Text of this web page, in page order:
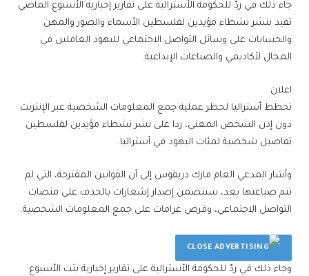
جاء ذلك في ردّ للحكومة الأسترالية على تقارير إخبارية الأسبوع الماضي
تفيد بنشر نشطاء مؤيدين لفلسطين الأسماء والصور والمهن
والحسابات على وسائل التواصل الاجتماعي لليهود العاملين في
المجال لأكاديمي والصناعات الإبداعية.
اعلان
تخطط أستراليا لحظر عملية جمع المعلومات الشخصية عبر الإنترنت
دون إذن الشخص المعني، ردا على نشر نشطاء مؤيدين لفلسطين
تفاصيل شخصية لمئات اليهود في أستراليا.
وأشار المدعي العام مارك دريفوس إلى أن القوانين المقترحة، التي لم
تتم صياغتها بعد، ستتضمن إصدار إشعارات بالحذف على منصات
التواصل الاجتماعي، وفرض غرامات على جمع المعلومات الشخصية.
وجاء ذلك في ردّ للحكومة الأسترالية على تقارير إخبارية بثت الأسبوع